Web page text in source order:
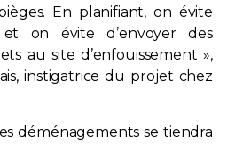
En planifiant, on évite
et on évite d’envoyer des
au site d’enfouissement»,
instigatrice du projet chez
déménagements se tiendra